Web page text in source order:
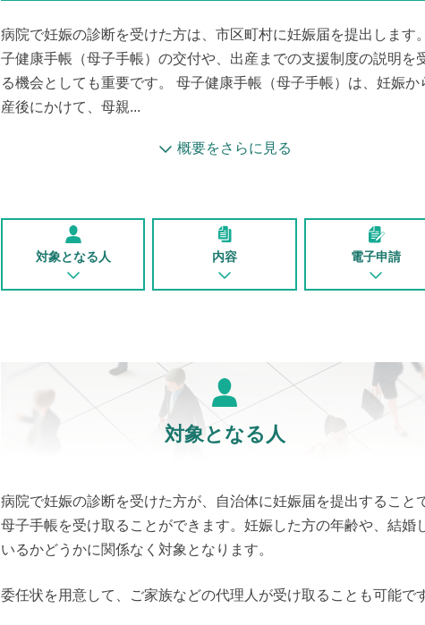
病院で妊娠の診断を受けた方は、市区町村に妊娠届を提出します
子健康手帳（母子手帳）の交付や、出産までの支援制度の説明を
る機会としても重要です。 母子健康手帳（母子手帳）は、妊娠か
産後にかけて、母親...
概要をさらに見る
対象となる人 内容 電子申請
対象となる人
病院で妊娠の診断を受けた方が、自治体に妊娠届を提出すること
母子手帳を受け取ることができます。妊娠した方の年齢や、結婚
いるかどうかに関係なく対象となります。
委任状を用意して、ご家族などの代理人が受け取ることも可能で